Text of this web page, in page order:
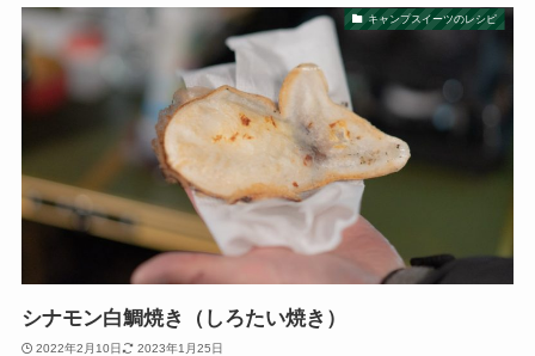
キャンプスイーツのレシピ
シナモン白鯛焼き（しろたい焼き）
2022年2月10日 2023年1月25日